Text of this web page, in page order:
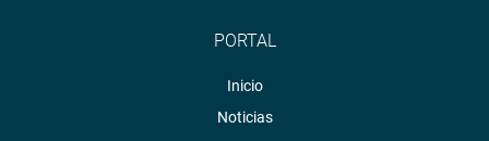
PORTAL
Inicio
Noticias